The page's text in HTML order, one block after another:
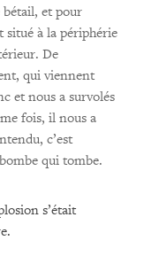
et pour
situé à la périphérie
De
qui viennent
et nous a survolés
fois, il nous a
c’est
qui tombe.
s’était